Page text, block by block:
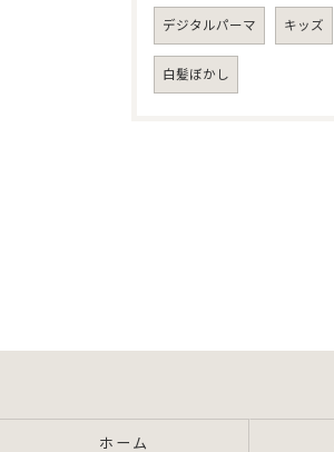
デジタルパーマ キッズ
白髪ぼかし
ホーム